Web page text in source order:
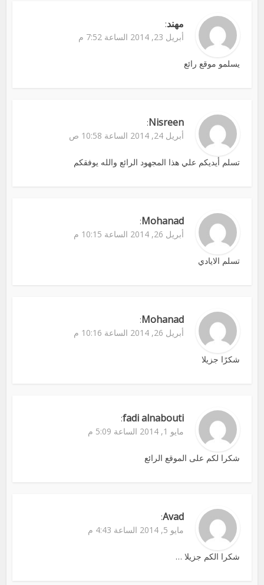
مهند:
أبريل 23, 2014 الساعة 7:52 م
يسلمو موقع رائع
Nisreen
:
أبريل 24, 2014 الساعة 10:58 ص
تسلم أيديكم علي هذا المجهود الرائع والله يوفقكم
Mohanad
:
أبريل 26, 2014 الساعة 10:15 م
تسلم الايادي
Mohanad
:
أبريل 26, 2014 الساعة 10:16 م
شكرًا جزيلا
fadi alnabouti
:
مايو 1, 2014 الساعة 5:09 م
شكرا لكم على الموقع الرائع
Avad
:
مايو 5, 2014 الساعة 4:43 م
شكرا الكم جزيلا …